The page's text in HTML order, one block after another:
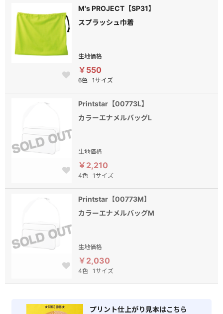
M's PROJECT【SP31】
スプラッシュ巾着
生地価格
￥550
6色 1サイズ
Printstar【00773L】
カラーエナメルバッグL
生地価格
￥2,210
4色 1サイズ
Printstar【00773M】
カラーエナメルバッグM
生地価格
￥2,030
4色 1サイズ
プリント仕上がり見本はこちら